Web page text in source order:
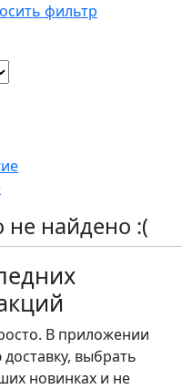
фильтр
найдено :(
В приложении
выбрать
новинках и не